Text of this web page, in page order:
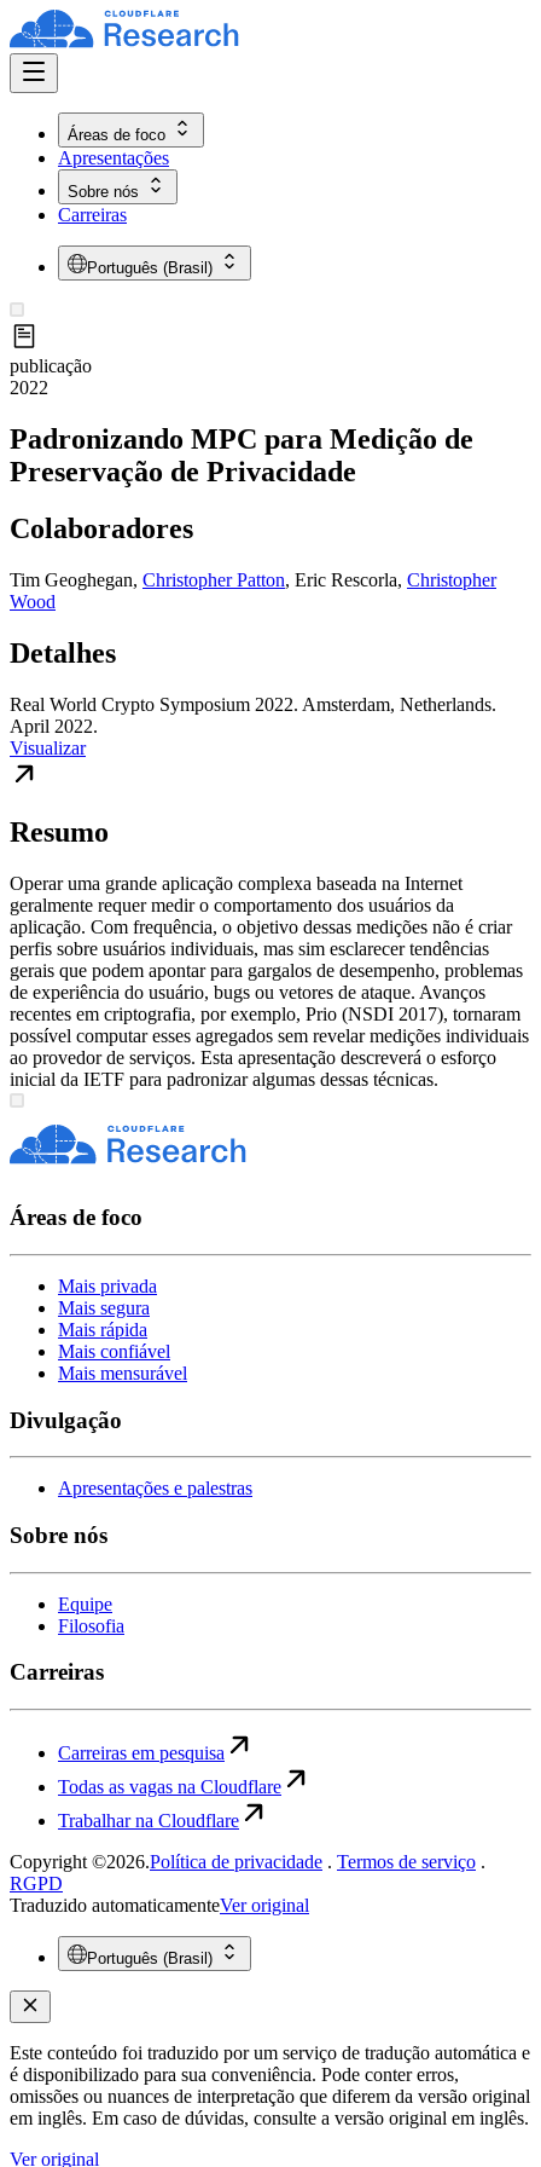
Áreas de foco
Apresentações
Sobre nós
Carreiras
Português (Brasil)
publicação
2022
Padronizando MPC para Medição de
Preservação de Privacidade
Colaboradores
Tim Geoghegan, Christopher Patton, Eric Rescorla, Christopher
Wood
Detalhes
Real World Crypto Symposium 2022. Amsterdam, Netherlands.
April 2022.
Visualizar
Resumo
Operar uma grande aplicação complexa baseada na Internet
geralmente requer medir o comportamento dos usuários da
aplicação. Com frequência, o objetivo dessas medições não é criar
perfis sobre usuários individuais, mas sim esclarecer tendências
gerais que podem apontar para gargalos de desempenho, problemas
de experiência do usuário, bugs ou vetores de ataque. Avanços
recentes em criptografia, por exemplo, Prio (NSDI 2017), tornaram
possível computar esses agregados sem revelar medições individuais
ao provedor de serviços. Esta apresentação descreverá o esforço
inicial da IETF para padronizar algumas dessas técnicas.
Áreas de foco
Mais privada
Mais segura
Mais rápida
Mais confiável
Mais mensurável
Divulgação
Apresentações e palestras
Sobre nós
Equipe
Filosofia
Carreiras
Carreiras em pesquisa
Todas as vagas na Cloudflare
Trabalhar na Cloudflare
Copyright ©2026.Política de privacidade . Termos de serviço .
RGPD
Traduzido automaticamenteVer original
Português (Brasil)
Este conteúdo foi traduzido por um serviço de tradução automática e
é disponibilizado para sua conveniência. Pode conter erros,
omissões ou nuances de interpretação que diferem da versão original
em inglês. Em caso de dúvidas, consulte a versão original em inglês.
Ver original